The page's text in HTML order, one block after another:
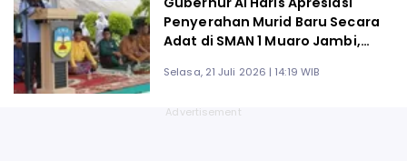
Penyerahan Murid Baru Secara
Adat di SMAN 1 Muaro Jambi,
Berbasis Kearifan Lokal
Selasa, 21 Juli 2026 | 14:19 WIB